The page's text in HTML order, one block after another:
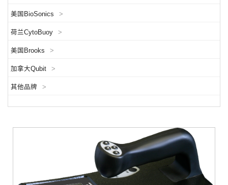
美国BioSonics >
荷兰CytoBuoy >
美国Brooks >
加拿大Qubit >
其他品牌 >